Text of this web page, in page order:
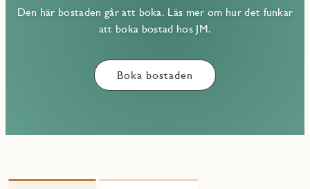
Den här bostaden går att boka. Läs mer om hur det funkar
att boka bostad hos JM.
Boka bostaden